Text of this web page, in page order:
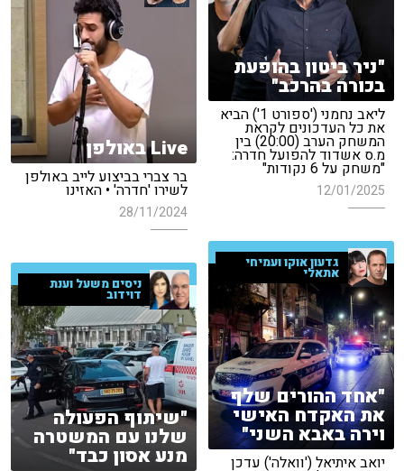
"ניר ביטון בהופעת
בכורה בהרכב"
ליאב נחמני ('ספורט 1') הביא
את כל העדכונים לקראת
המשחק הערב (20:00) בין
מ.ס אשדוד להפועל חדרה:
"משחק על 6 נקודות"
12/01/2025
Live באולפן
בר צברי בביצוע לייב באולפן
לשירו 'חדרה' • האזינו
28/11/2024
גדעון אוקו ועמיחי
אתאלי
"אחד ההורים שלף
את האקדח האישי
וירה באבא השני"
יואב איתיאל ('וואלה') עדכן
ניסים משעל וענת
דוידוב
"שיתוף הפעולה
שלנו עם המשטרה
מנע אסון כבד"